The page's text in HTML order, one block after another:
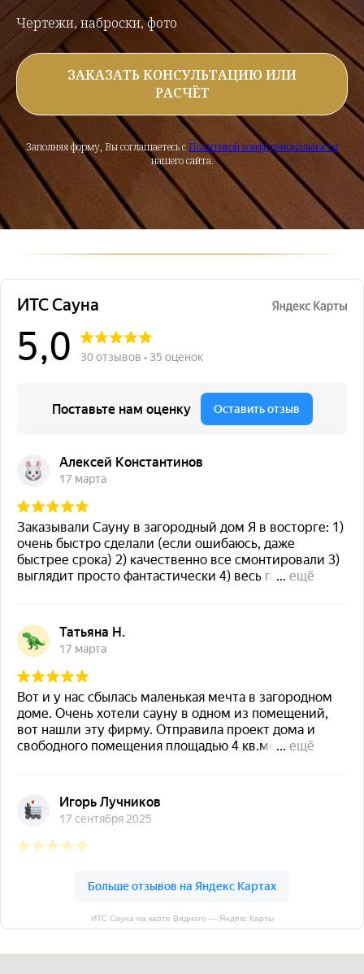
Чертежи, наброски, фото
ЗАКАЗАТЬ КОНСУЛЬТАЦИЮ ИЛИ
РАСЧЁТ
Заполняя форму, Вы соглашаетесь с Политикой конфиденциальности
нашего сайта.
ИТС Сауна на карте Видного — Яндекс Карты